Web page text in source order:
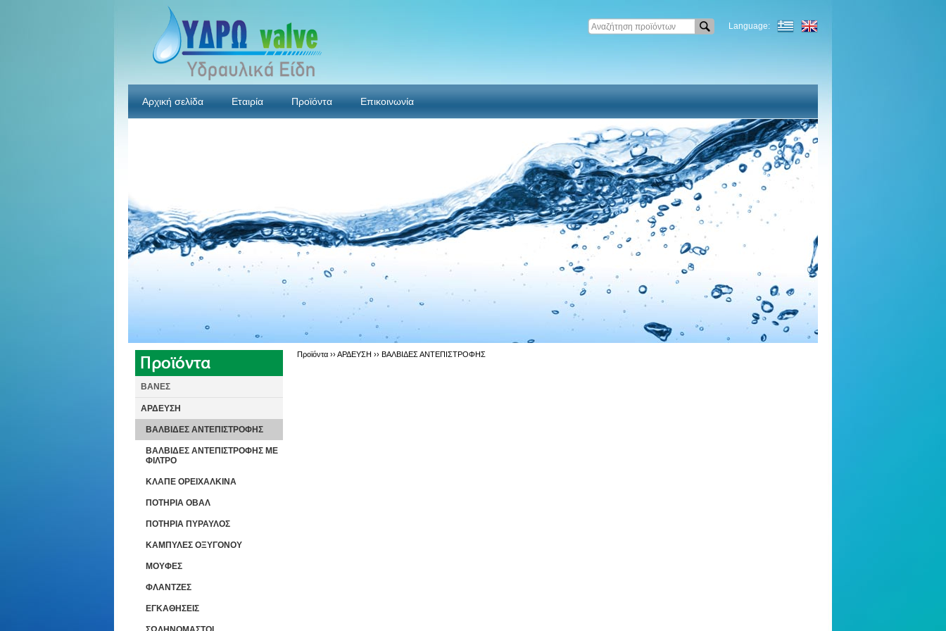
Language:
Αρχική σελίδα Εταιρία Προϊόντα Επικοινωνία
ΒΑΝΕΣ
ΑΡΔΕΥΣΗ
ΒΑΛΒΙΔΕΣ ΑΝΤΕΠΙΣΤΡΟΦΗΣ
ΒΑΛΒΙΔΕΣ ΑΝΤΕΠΙΣΤΡΟΦΗΣ ΜΕ
ΦΙΛΤΡΟ
ΚΛΑΠΕ ΟΡΕΙΧΑΛΚΙΝΑ
ΠΟΤΗΡΙΑ ΟΒΑΛ
ΠΟΤΗΡΙΑ ΠΥΡΑΥΛΟΣ
ΚΑΜΠΥΛΕΣ ΟΞΥΓΟΝΟΥ
ΜΟΥΦΕΣ
ΦΛΑΝΤΖΕΣ
ΕΓΚΑΘΗΣΕΙΣ
Προϊόντα ››ΑΡΔΕΥΣΗ ›› ΒΑΛΒΙΔΕΣ ΑΝΤΕΠΙΣΤΡΟΦΗΣ